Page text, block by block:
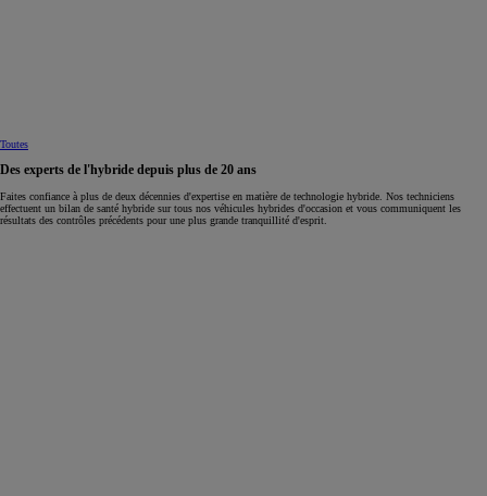
Toutes
Des experts de l'hybride depuis plus de 20 ans
Faites confiance à plus de deux décennies d'expertise en matière de technologie hybride. Nos techniciens
effectuent un bilan de santé hybride sur tous nos véhicules hybrides d'occasion et vous communiquent les
résultats des contrôles précédents pour une plus grande tranquillité d'esprit.